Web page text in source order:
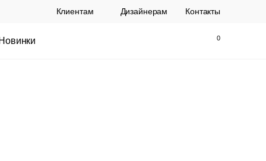
Клиентам Дизайнерам Контакты
Новинки